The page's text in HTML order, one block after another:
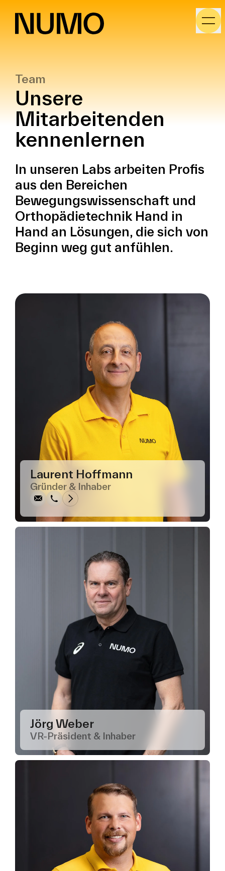
Team
Unsere
Mitarbeitenden
kennenlernen
In unseren Labs arbeiten Profis
aus den Bereichen
Bewegungswissenschaft und
Orthopädietechnik Hand in
Hand an Lösungen, die sich von
Beginn weg gut anfühlen.
Laurent Hoffmann
Gründer & Inhaber
SchreibenKopieren
AnrufenKopieren
Jörg Weber
VR-Präsident & Inhaber